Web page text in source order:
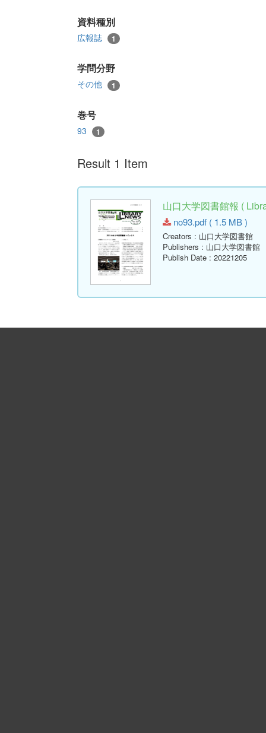
資料種別
広報誌 1
学問分野
その他 1
巻号
93 1
Result 1 Item
山口大学図書館報 (
no93.pdf ( 1.5 MB )
Creators : 山口大学図書館
Publishers : 山口大学図書館
Publish Date : 20221205